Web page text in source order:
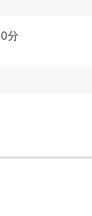
分